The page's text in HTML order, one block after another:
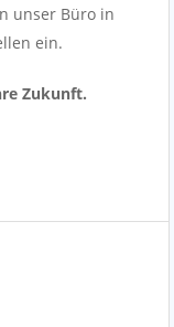
unser Büro in
ein.
Zukunft.